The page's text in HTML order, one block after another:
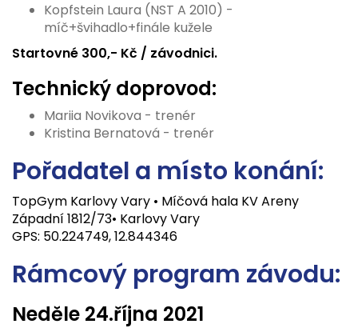
Kopfstein Laura (NST A 2010) -
míč+švihadlo+finále kužele
Startovné 300,- Kč / závodnici.
Technický doprovod:
Mariia Novikova - trenér
Kristina Bernatová - trenér
Pořadatel a místo konání:
TopGym Karlovy Vary • Míčová hala KV Areny
Západní 1812/73• Karlovy Vary
GPS: 50.224749, 12.844346
Rámcový program závodu:
Neděle 24.října 2021